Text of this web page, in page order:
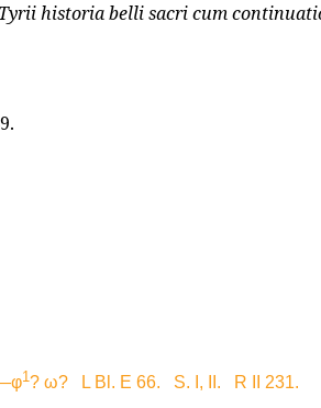
historia belli sacri cum
1? ω? L Bl. E 66. S. I, II. R II 231.